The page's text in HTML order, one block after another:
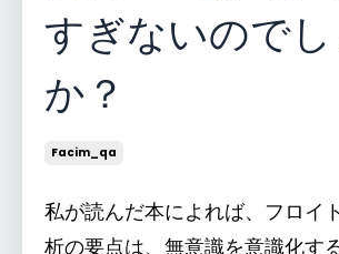
すぎないのでし
か？
Facim_qa
私が読んだ本によれば、フロイ
析の要点は、無意識を意識化す